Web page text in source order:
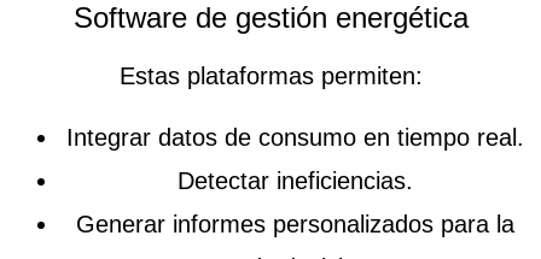
Software de gestión energética
Estas plataformas permiten:
Integrar datos de consumo en tiempo real.
Detectar ineficiencias.
Generar informes personalizados para la